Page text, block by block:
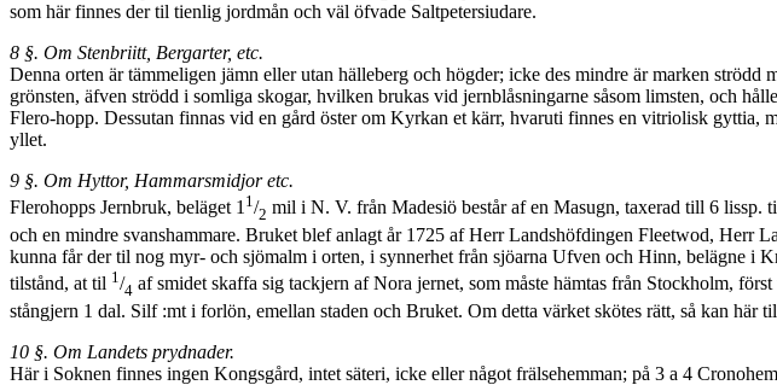
som här finnes der til tienlig jordmån och väl öfvade Saltpetersiudare.
8 §. Om Stenbriitt, Bergarter, etc.
Denna orten är tämmeligen jämn eller utan hälleberg och högder; icke des mindre är marken
grön­sten, äfven strödd i somliga skogar, hvilken brukas vid jernblåsningarne såsom limsten, och
Flero-hopp. Dessutan finnas vid en gård öster om Kyrkan et kärr, hvaruti finnes en vitriolisk gyttia,
yllet.
9 §. Om Hyttor, Hammarsmidjor etc.
Flerohopps Jernbruk, beläget 11/2 mil i N. V. från Madesiö består af en Masugn, taxerad till 6 lissp.
och en mindre svanshammare. Bruket blef anlagt år 1725 af Herr Landshöfdingen Fleetwod,
kunna får der til nog myr- och sjömalm i orten, i synnerhet från sjöarna Ufven och Hinn, belägne
tilstånd, at til 1/4 af smidet skaffa sig tackjern af Nora jernet, som måste hämtas från Stockholm,
stångjern 1 dal. Silf :mt i forlön, emellan staden och Bruket. Om detta värket skötes rätt, så kan här
10 §. Om Landets prydnader.
Här i Soknen finnes ingen Kongsgård, intet säteri, icke eller något frälsehemman; på 3 a 4